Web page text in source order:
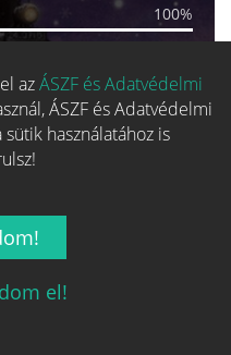
100%
100%
80%
azÁSZF és Adatvédelmi
ÁSZF és Adatvédelmi
használatához is
el!